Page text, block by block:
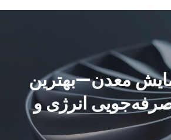
معدن—بهترین
انرژی و